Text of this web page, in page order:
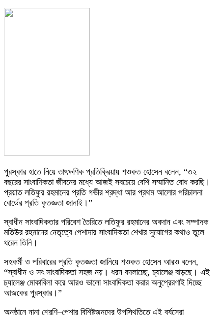
পুরস্কার হাতে নিয়ে তাৎক্ষণিক প্রতিক্রিয়ায় শওকত হোসেন বলেন, “৩২
বছরের সাংবাদিকতা জীবনের মধ্যে আজই সবচেয়ে বেশি সম্মানিত বোধ করছি।
প্রয়াত লতিফুর রহমানের প্রতি গভীর শ্রদ্ধা আর প্রথম আলোর পরিচালনা
বোর্ডের প্রতি কৃতজ্ঞতা জানাই।”
স্বাধীন সাংবাদিকতার পরিবেশ তৈরিতে লতিফুর রহমানের অবদান এবং সম্পাদক
মতিউর রহমানের নেতৃত্বে পেশাদার সাংবাদিকতা শেখার সুযোগের কথাও তুলে
ধরেন তিনি।
সহকর্মী ও পরিবারের প্রতি কৃতজ্ঞতা জানিয়ে শওকত হোসেন আরও বলেন,
“স্বাধীন ও সৎ সাংবাদিকতা সহজ নয়। ধরন বদলাচ্ছে, চ্যালেঞ্জ বাড়ছে। এই
চ্যালেঞ্জ মোকাবিলা করে আরও ভালো সাংবাদিকতা করার অনুপ্রেরণাই দিচ্ছে
আজকের পুরস্কার।”
অনুষ্ঠানে নানা শ্রেণি–পেশার বিশিষ্টজনদের উপস্থিতিতে এই বর্ষসেরা